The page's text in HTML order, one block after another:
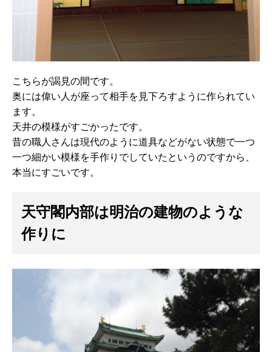
こちらが謁見の間です。
奥には偉い人が座って相手を見下ろすように作られてい
ます。
天井の模様がすごかったです。
昔の職人さんは現代のように道具などがない状態で一つ
一つ細かい模様を手作りでしていたというのですから、
本当にすごいです。
天守閣内部は明治の建物のような
作りに